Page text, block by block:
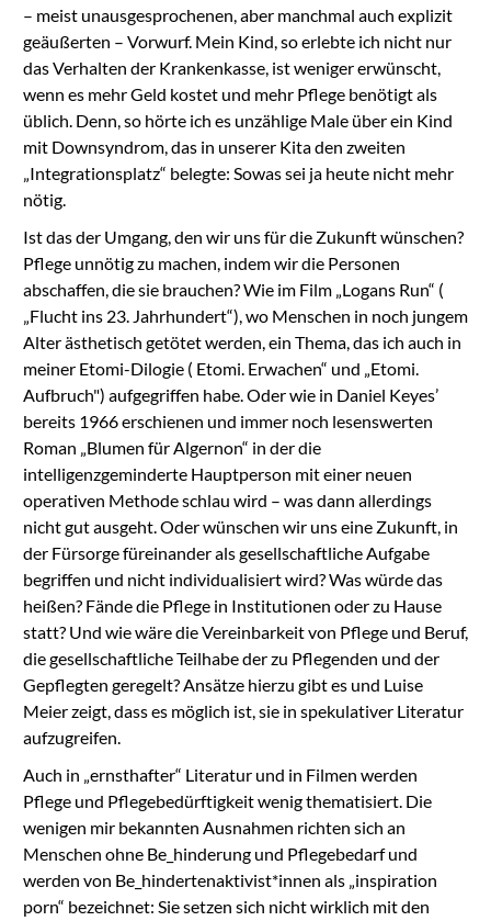
– meist unausgesprochenen, aber manchmal auch explizit
geäußerten – Vorwurf. Mein Kind, so erlebte ich nicht nur
das Verhalten der Krankenkasse, ist weniger erwünscht,
wenn es mehr Geld kostet und mehr Pflege benötigt als
üblich. Denn, so hörte ich es unzählige Male über ein Kind
mit Downsyndrom, das in unserer Kita den zweiten
„Integrationsplatz“ belegte: Sowas sei ja heute nicht mehr
nötig.
Ist das der Umgang, den wir uns für die Zukunft wünschen?
Pflege unnötig zu machen, indem wir die Personen
abschaffen, die sie brauchen? Wie im Film „Logans Run“ (
„Flucht ins 23. Jahrhundert“), wo Menschen in noch jungem
Alter ästhetisch getötet werden, ein Thema, das ich auch in
meiner Etomi-Dilogie ( Etomi. Erwachen“ und „Etomi.
Aufbruch") aufgegriffen habe. Oder wie in Daniel Keyes’
bereits 1966 erschienen und immer noch lesenswerten
Roman „Blumen für Algernon“ in der die
intelligenzgeminderte Hauptperson mit einer neuen
operativen Methode schlau wird – was dann allerdings
nicht gut ausgeht. Oder wünschen wir uns eine Zukunft, in
der Fürsorge füreinander als gesellschaftliche Aufgabe
begriffen und nicht individualisiert wird? Was würde das
heißen? Fände die Pflege in Institutionen oder zu Hause
statt? Und wie wäre die Vereinbarkeit von Pflege und Beruf,
die gesellschaftliche Teilhabe der zu Pflegenden und der
Gepflegten geregelt? Ansätze hierzu gibt es und Luise
Meier zeigt, dass es möglich ist, sie in spekulativer Literatur
aufzugreifen.
Auch in „ernsthafter“ Literatur und in Filmen werden
Pflege und Pflegebedürftigkeit wenig thematisiert. Die
wenigen mir bekannten Ausnahmen richten sich an
Menschen ohne Be_hinderung und Pflegebedarf und
werden von Be_hindertenaktivist*innen als „inspiration
porn“ bezeichnet: Sie setzen sich nicht wirklich mit den